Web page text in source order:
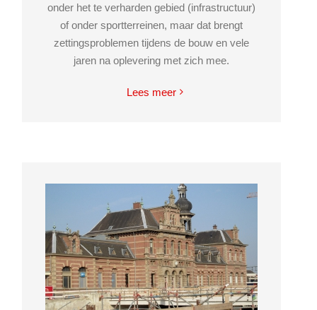
onder het te verharden gebied (infrastructuur)
of onder sportterreinen, maar dat brengt
zettingsproblemen tijdens de bouw en vele
jaren na oplevering met zich mee.
Lees meer